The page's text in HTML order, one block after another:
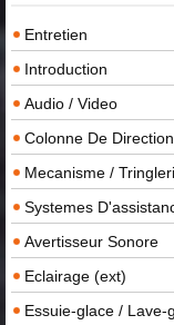
Entretien
Introduction
Audio / Video
Colonne De Direction
Mecanisme /
Systemes
Avertisseur Sonore
Eclairage (ext)
Essuie-glace / Lave-